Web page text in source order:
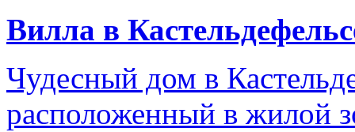
Вилла в
Чудесный дом в
расположенный в жилой